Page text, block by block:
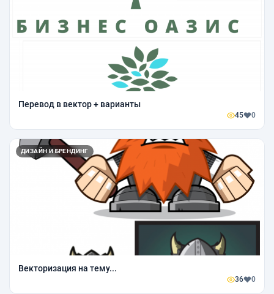
Перевод в вектор + варианты
45 0
ДИЗАЙН И БРЕНДИНГ
Векторизация на тему...
36 0